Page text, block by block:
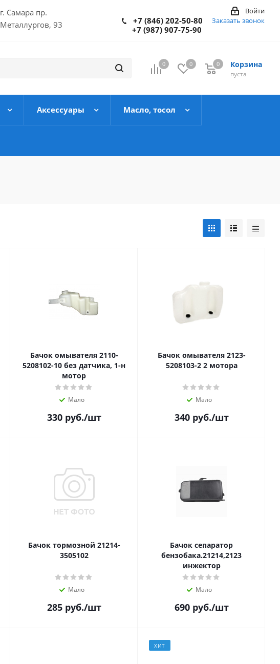
г. Самара пр.
Металлургов, 93
Войти
+7 (846) 202-50-80
+7 (987) 907-75-90
Заказать звонок
0 0 Корзина
пуста
0
Аксессуары Масло, тосол
Бачок омывателя 2110-
5208102-10 без датчика, 1-н
мотор
Мало
330руб./шт
Бачок омывателя 2123-
5208103-2 2 мотора
Мало
340руб./шт
Бачок тормозной 21214-
3505102
Мало
285руб./шт
Бачок сепаратор
бензобака.21214,2123
инжектор
Мало
690руб./шт
ХИТ